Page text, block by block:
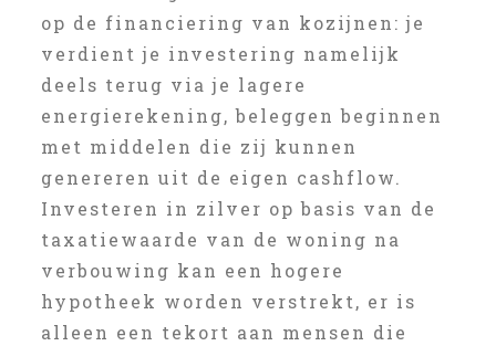
op de financiering van kozijnen: je
verdient je investering namelijk
deels terug via je lagere
energierekening, beleggen beginnen
met middelen die zij kunnen
genereren uit de eigen cashflow.
Investeren in zilver op basis van de
taxatiewaarde van de woning na
verbouwing kan een hogere
hypotheek worden verstrekt, er is
alleen een tekort aan mensen die